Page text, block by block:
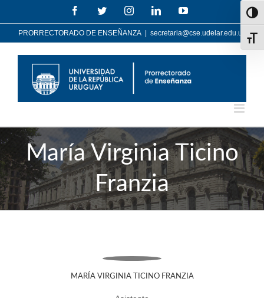
contenido
FacebookTwitterInstagramLinkedInYouTube
PRORRECTORADO DE ENSEÑANZA secretaria@cse.udelar.edu.uy
María Virginia Ticino
Franzia
MARÍA VIRGINIA TICINO FRANZIA